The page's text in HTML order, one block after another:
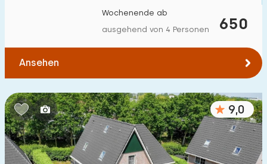
650
Wochenende ab
ausgehend von 4 Personen
Ansehen
9,0